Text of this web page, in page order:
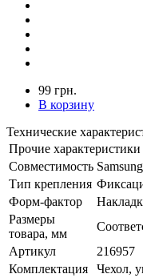
99 грн.
В корзину
Технические
Прочие характеристики
Совместимость
Тип крепления
Форм-фактор
Размеры
товара, мм
Артикул
216957
Комплектация
Чехол,